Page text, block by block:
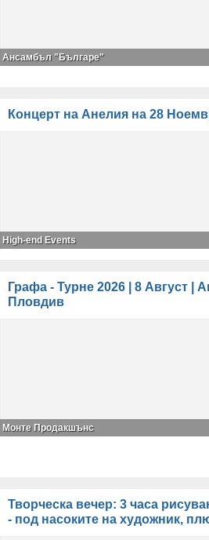
Ансамбъл "Българе"
Концерт на Анелия на 28
High-end Events
Графа - Турне 2026 | 8 Август |
Пловдив
Монте Продакшънс
Творческа вечер: 3 часа
- под насоките на художник,